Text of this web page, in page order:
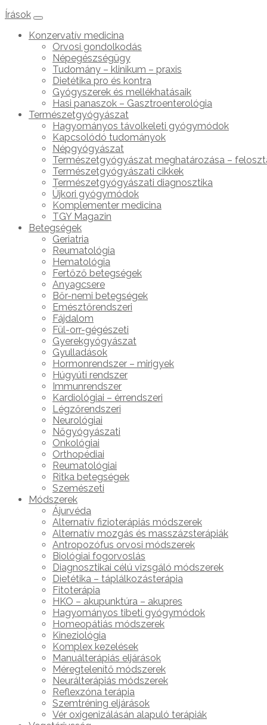
Írások
Konzervatív medicina
Orvosi gondolkodás
Népegészségügy
Tudomány – klinikum – praxis
Dietétika pro és kontra
Gyógyszerek és mellékhatásaik
Hasi panaszok – Gasztroenterológia
Természetgyógyászat
Hagyományos távolkeleti gyógymódok
Kapcsolódó tudományok
Népgyógyászat
Természetgyógyászat meghatározása –
Természetgyógyászati cikkek
Természetgyógyászati diagnosztika
Újkori gyógymódok
Komplementer medicina
TGY Magazin
Betegségek
Geriatria
Reumatológia
Hematológia
Fertőző betegségek
Anyagcsere
Bőr-nemi betegségek
Emésztőrendszeri
Fájdalom
Fül-orr-gégészeti
Gyerekgyógyászat
Gyulladások
Hormonrendszer – mirigyek
Húgyúti rendszer
Immunrendszer
Kardiológiai – érrendszeri
Légzőrendszeri
Neurológiai
Nőgyógyászati
Onkológiai
Orthopédiai
Reumatológiai
Ritka betegségek
Szemészeti
Módszerek
Ájurvéda
Alternatív fizioterápiás módszerek
Alternatív mozgás és masszázsterápiák
Antropozófus orvosi módszerek
Biológiai fogorvoslás
Diagnosztikai célú vizsgáló módszerek
Dietétika – táplálkozásterápia
Fitoterápia
HKO – akupunktúra – akupres
Hagyományos tibeti gyógymódok
Homeopátiás módszerek
Kineziológia
Komplex kezelések
Manuálterápiás eljárások
Méregtelenítő módszerek
Neurálterápiás módszerek
Reflexzóna terápia
Szemtréning eljárások
Vér oxigenizálásán alapuló terápiák